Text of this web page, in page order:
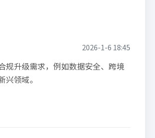
2026-1-6 18:45
规升级需求，例如数据安全、跨境
兴领域。